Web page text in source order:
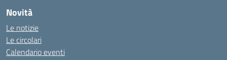
Novità
Le notizie
Le circolari
Calendario eventi